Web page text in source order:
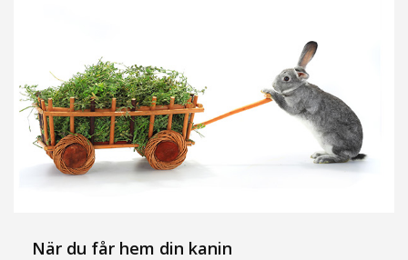
När du får hem din kanin